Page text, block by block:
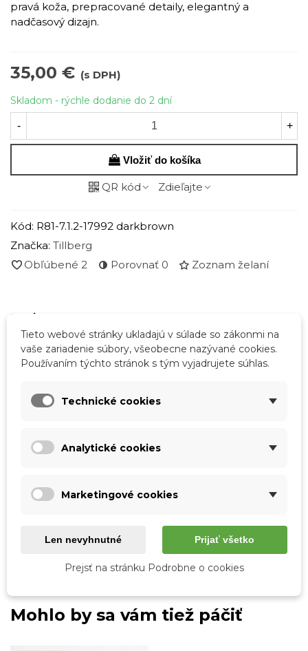
pravá koža, prepracované detaily, elegantný a
nadčasový dizajn.
35,00 € (s DPH)
Skladom - rýchle dodanie do 2 dní
- +
Vložiť do košíka
QR kód Zdieľajte
Kód: R81-7.1.2-17992 darkbrown
Značka: Tillberg
Obľúbené 2 Porovnať 0 Zoznam želaní
Popis
Rozmery:dĺžka 16,5 cm / výška 9,5 cm / hĺbka 3,5 cm
Podrobnosti o produkte
Materiál
Pravá koža
Pohlavie
Farba kovania
Mosadzná
Mohlo by sa vám tiež páčiť
Tieto webové stránky ukladajú v súlade so zákonmi na
vaše zariadenie súbory, všeobecne nazývané cookies.
Používaním týchto stránok s tým vyjadrujete súhlas.
Technické cookies
Analytické cookies
Marketingové cookies
Len nevyhnutné Prijať všetko
Prejsť na stránku Podrobne o cookies